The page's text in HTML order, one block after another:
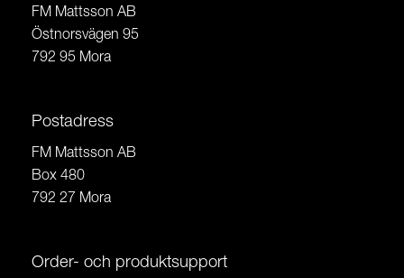
FM Mattsson AB
Östnorsvägen 95
792 95 Mora
Postadress
FM Mattsson AB
Box 480
792 27 Mora
Order- och produktsupport